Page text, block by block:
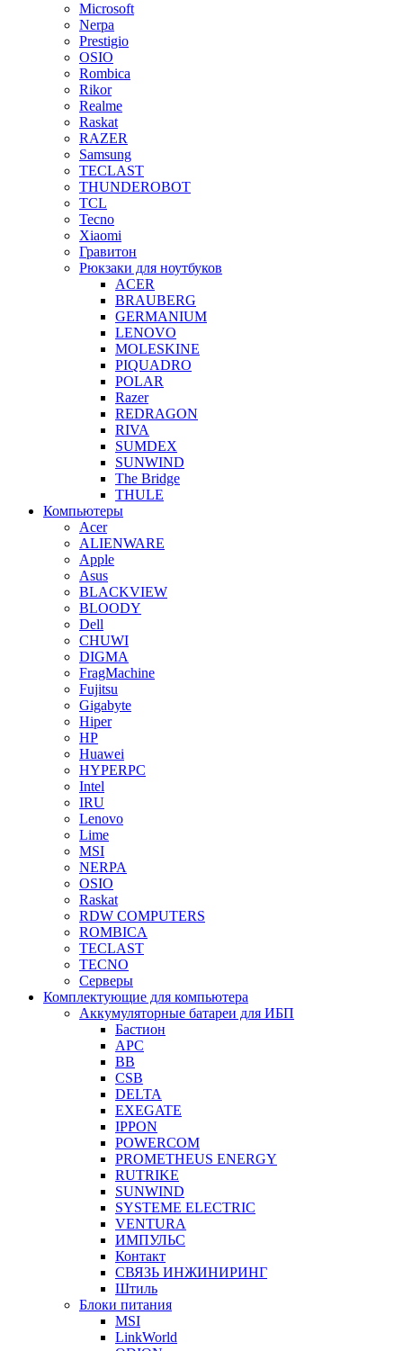
Microsoft
Nerpa
Prestigio
OSIO
Rombica
Rikor
Realme
Raskat
RAZER
Samsung
TECLAST
THUNDEROBOT
TCL
Tecno
Xiaomi
Гравитон
Рюкзаки для ноутбуков
ACER
BRAUBERG
GERMANIUM
LENOVO
MOLESKINE
PIQUADRO
POLAR
Razer
REDRAGON
RIVA
SUMDEX
SUNWIND
The Bridge
THULE
Компьютеры
Acer
ALIENWARE
Apple
Asus
BLACKVIEW
BLOODY
Dell
CHUWI
DIGMA
FragMachine
Fujitsu
Gigabyte
Hiper
HP
Huawei
HYPERPC
Intel
IRU
Lenovo
Lime
MSI
NERPA
OSIO
Raskat
RDW COMPUTERS
ROMBICA
TECLAST
TECNO
Серверы
Комплектующие для компьютера
Аккумуляторные батареи для ИБП
Бастион
APC
BB
CSB
DELTA
EXEGATE
IPPON
POWERCOM
PROMETHEUS ENERGY
RUTRIKE
SUNWIND
SYSTEME ELECTRIC
VENTURA
ИМПУЛЬС
Контакт
СВЯЗЬ ИНЖИНИРИНГ
Штиль
Блоки питания
MSI
LinkWorld